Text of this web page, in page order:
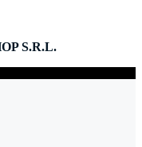
S.R.L.